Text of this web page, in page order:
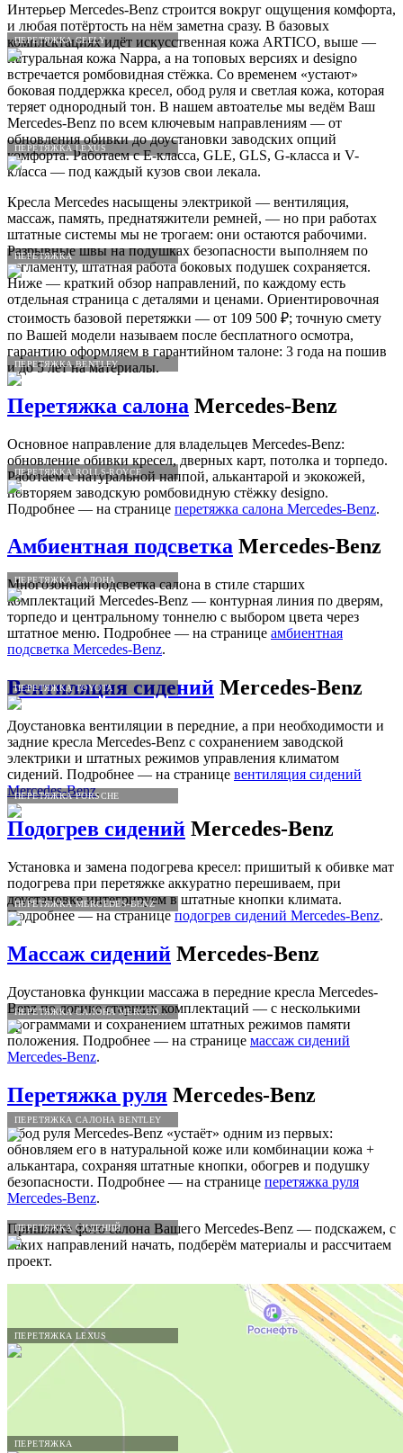
ПЕРЕТЯЖКА GEELY
ПЕРЕТЯЖКА LEXUS
ПЕРЕТЯЖКА
ПЕРЕТЯЖКА BENTLEY
ПЕРЕТЯЖКА ROLLS-ROYCE
ПЕРЕТЯЖКА САЛОНА
ПЕРЕТЯЖКА TOYOTA
ПЕРЕТЯЖКА PORSCHE
ПЕРЕТЯЖКА MERCEDES-BENZ
ПЕРЕТЯЖКА САЛОНА MERCEDES-BENZ
ПЕРЕТЯЖКА САЛОНА BENTLEY
ПЕРЕТЯЖКА СИДЕНИЙ
ПЕРЕТЯЖКА LEXUS
ПЕРЕТЯЖКА
Интерьер Mercedes-Benz строится вокруг ощущения комфорта,
и любая потёртость на нём заметна сразу. В базовых
комплектациях идёт искусственная кожа ARTICO, выше —
натуральная кожа Nappa, а на топовых версиях и designo
встречается ромбовидная стёжка. Со временем «устают»
боковая поддержка кресел, обод руля и светлая кожа, которая
теряет однородный тон. В нашем автоателье мы ведём Ваш
Mercedes-Benz по всем ключевым направлениям — от
обновления обивки до доустановки заводских опций
комфорта. Работаем с E-класса, GLE, GLS, G-класса и V-
класса — под каждый кузов свои лекала.
Кресла Mercedes насыщены электрикой — вентиляция,
массаж, память, преднатяжители ремней, — но при работах
штатные системы мы не трогаем: они остаются рабочими.
Разрывные швы на подушках безопасности выполняем по
регламенту, штатная работа боковых подушек сохраняется.
Ниже — краткий обзор направлений, по каждому есть
отдельная страница с деталями и ценами. Ориентировочная
стоимость базовой перетяжки — от 109 500 ₽; точную смету
по Вашей модели называем после бесплатного осмотра,
гарантию оформляем в гарантийном талоне: 3 года на пошив
и до 5 лет на материалы.
Перетяжка салона Mercedes-Benz
Основное направление для владельцев Mercedes-Benz:
обновление обивки кресел, дверных карт, потолка и торпедо.
Работаем с натуральной наппой, алькантарой и экокожей,
повторяем заводскую ромбовидную стёжку designo.
Подробнее — на странице перетяжка салона Mercedes-Benz.
Амбиентная подсветка Mercedes-Benz
Многозонная подсветка салона в стиле старших
комплектаций Mercedes-Benz — контурная линия по дверям,
торпедо и центральному тоннелю с выбором цвета через
штатное меню. Подробнее — на странице амбиентная
подсветка Mercedes-Benz.
Вентиляция сидений Mercedes-Benz
Доустановка вентиляции в передние, а при необходимости и
задние кресла Mercedes-Benz с сохранением заводской
электрики и штатных режимов управления климатом
сидений. Подробнее — на странице вентиляция сидений
Mercedes-Benz.
Подогрев сидений Mercedes-Benz
Установка и замена подогрева кресел: пришитый к обивке мат
подогрева при перетяжке аккуратно перешиваем, при
доустановке интегрируем в штатные кнопки климата.
Подробнее — на страницеподогрев сидений Mercedes-Benz.
Массаж сидений Mercedes-Benz
Доустановка функции массажа в передние кресла Mercedes-
Benz по логике старших комплектаций — с несколькими
программами и сохранением штатных режимов памяти
положения. Подробнее — на странице массаж сидений
Mercedes-Benz.
Перетяжка руля Mercedes-Benz
Обод руля Mercedes-Benz «устаёт» одним из первых:
обновляем его в натуральной коже или комбинации кожа +
алькантара, сохраняя штатные кнопки, обогрев и подушку
безопасности. Подробнее — на странице перетяжка руля
Mercedes-Benz.
Пришлите фото салона Вашего Mercedes-Benz — подскажем, с
каких направлений начать, подберём материалы и рассчитаем
проект.